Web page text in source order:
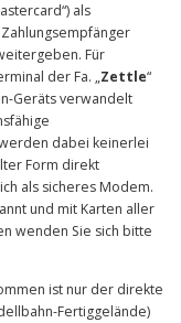
als
Für
der Fa. „Zettle“
Geräts verwandelt
dabei keinerlei
Form direkt
als sicheres Modem.
und mit Karten aller
wenden Sie sich bitte
ist nur der direkte
Fertiggelände)